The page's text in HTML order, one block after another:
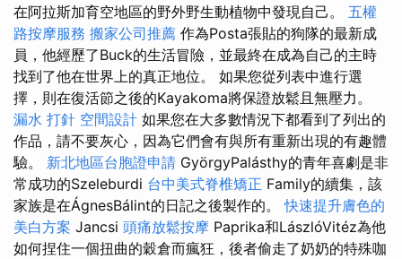
在阿拉斯加育空地區的野外野生動植物中發現自己。 五權
路按摩服務 搬家公司推薦 作為Posta張貼的狗隊的最新成
員，他經歷了Buck的生活冒險，並最終在成為自己的主時
找到了他在世界上的真正地位。 如果您從列表中進行選
擇，則在復活節之後的Kayakoma將保證放鬆且無壓力。
漏水 打針 空間設計 如果您在大多數情況下都看到了列出的
作品，請不要灰心，因為它們會有與所有重新出現的有趣體
驗。 新北地區台胞證申請 GyörgyPalásthy的青年喜劇是非
常成功的Szeleburdi 台中美式脊椎矯正 Family的續集，該
家族是在ÁgnesBálint的日記之後製作的。快速提升膚色的
美白方案 Jancsi 頭痛放鬆按摩 Paprika和LászlóVitéz為他
如何捏住一個扭曲的穀倉而瘋狂，後者偷走了奶奶的特殊咖